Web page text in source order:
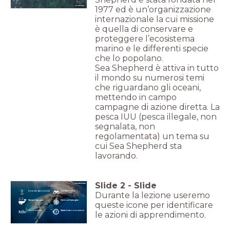
1977 ed è un’organizzazione
internazionale la cui missione
è quella di conservare e
proteggere l’ecosistema
marino e le differenti specie
che lo popolano.
Sea Shepherd è attiva in tutto
il mondo su numerosi temi
che riguardano gli oceani,
mettendo in campo
campagne di azione diretta. La
pesca IUU (pesca illegale, non
segnalata, non
regolamentata) un tema su
cui Sea Shepherd sta
lavorando.
Cose che già conosci
Stai per imparare...
Ora tocca a te! Valuta le tue conoscenze
Clicca sull'immagine
Guarda il video
Slide 2 - Slide
Durante la lezione useremo
queste icone per identificare
le azioni di apprendimento.